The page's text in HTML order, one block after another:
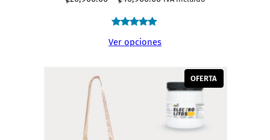
₡26,900.00
₡46,900.00
4.97
puntuaciones
Ver opciones
OFERTA
ON